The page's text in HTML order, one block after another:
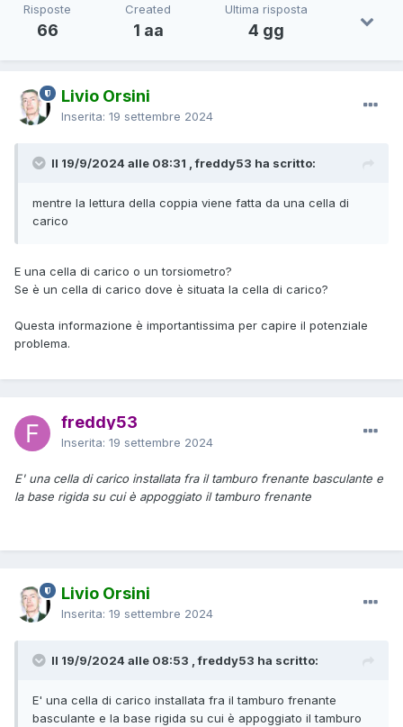
Risposte
66
Created
1 aa
Ultima risposta
4 gg
Livio Orsini
Inserita: 19 settembre 2024
Il 19/9/2024 alle 08:31 , freddy53 ha scritto:
mentre la lettura della coppia viene fatta da una cella di
carico
E una cella di carico o un torsiometro?
Se è un cella di carico dove è situata la cella di carico?
Questa informazione è importantissima per capire il potenziale
problema.
freddy53
Inserita: 19 settembre 2024
E' una cella di carico installata fra il tamburo frenante basculante e
la base rigida su cui è appoggiato il tamburo frenante
Livio Orsini
Inserita: 19 settembre 2024
Il 19/9/2024 alle 08:53 , freddy53 ha scritto:
E' una cella di carico installata fra il tamburo frenante
basculante e la base rigida su cui è appoggiato il tamburo